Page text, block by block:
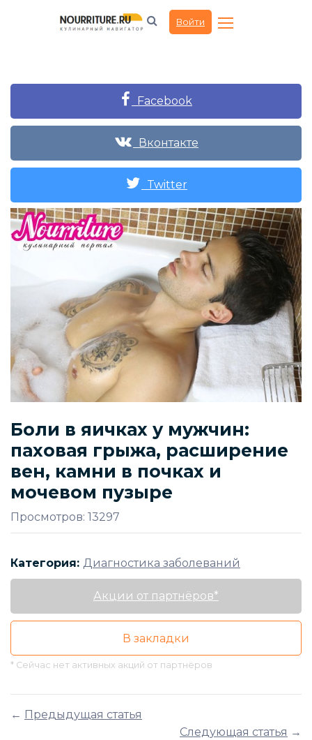
Войти
Facebook
Вконтакте
Twitter
Боли в яичках у мужчин:
паховая грыжа, расширение
вен, камни в почках и
мочевом пузыре
Просмотров: 13297
Категория: Диагностика заболеваний
Акции от партнёров*
В закладки
* Сейчас нет активных акций от партнёров
← Предыдущая статья
Следующая статья →